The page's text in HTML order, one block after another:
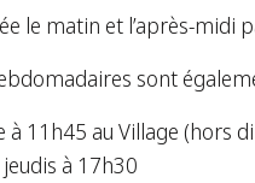
le matin et l’après-midi
sont
à 11h45 au Village (hors
à 17h30